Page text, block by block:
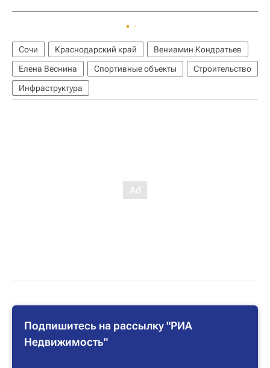
Сочи Краснодарский край
Вениамин Кондратьев
Елена Веснина
Спортивные объекты
Строительство
Инфраструктура
Подпишитесь на рассылку "РИА
Недвижимость"